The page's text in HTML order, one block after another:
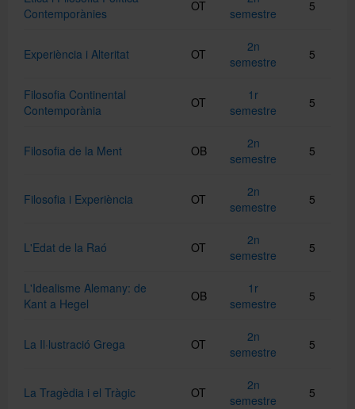
Contemporànies
OT
semestre
5
Experiència i Alteritat OT
2n
semestre
5
Filosofia Continental
Contemporània
OT
1r
semestre
5
Filosofia de la Ment OB
2n
semestre
5
Filosofia i Experiència OT
2n
semestre
5
L'Edat de la Raó OT
2n
semestre
5
L'Idealisme Alemany: de
Kant a Hegel
OB
1r
semestre
5
La Il·lustració Grega OT
2n
semestre
5
La Tragèdia i el Tràgic OT
2n
semestre
5